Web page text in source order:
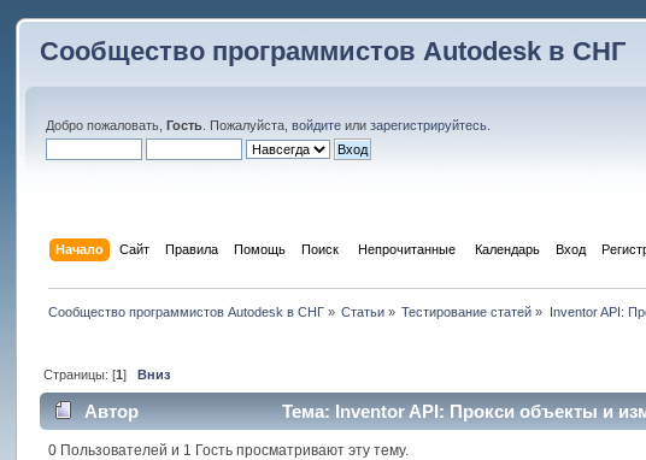
Сообщество программистов Autodesk в СНГ
Добро пожаловать,Гость . Пожалуйста,войдите илизарегистрируйтесь
Начало Сайт Правила Помощь Поиск Непрочитанные Календарь Вход
Сообщество программистов Autodesk в СНГ» Статьи » Тестирование статей » Inventor API:
Страницы: [1] Вниз
Автор Тема: Inventor API: Прокси объекты и
0 Пользователей и 1 Гость просматривают эту тему.